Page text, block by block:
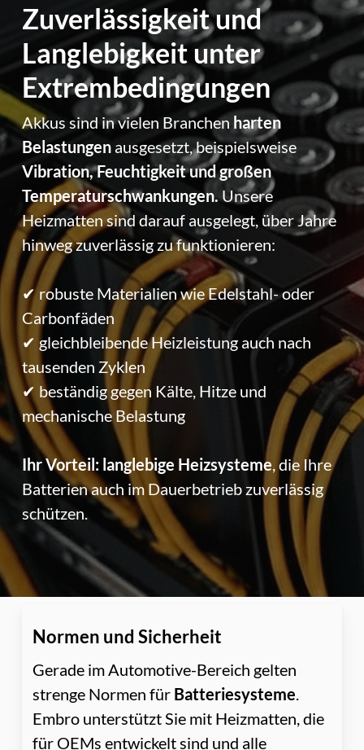
Zuverlässig­keit und
Langlebig­keit unter
Extrem­bedingungen
Akkus sind in vielen Branchen harten
Belastungenausgesetzt, beispielsweise
Vibration, Feuchtigkeit und großen
Temperaturschwankungen. Unsere
Heizmatten sind darauf ausgelegt, über Jahre
hinweg zuverlässig zu funktionieren:
✔ robuste Materialien wie Edelstahl- oder
Carbonfäden
✔ gleichbleibende Heizleistung auch nach
tausenden Zyklen
✔ beständig gegen Kälte, Hitze und
mechanische Belastung
Ihr Vorteil: langlebige Heizsysteme , die Ihre
Batterien auch im Dauerbetrieb zuverlässig
schützen.
Normen und Sicherheit
Gerade im Automotive-Bereich gelten
strenge Normen für Batteriesysteme.
Embro unterstützt Sie mit Heizmatten, die
für OEMs entwickelt sind und alle